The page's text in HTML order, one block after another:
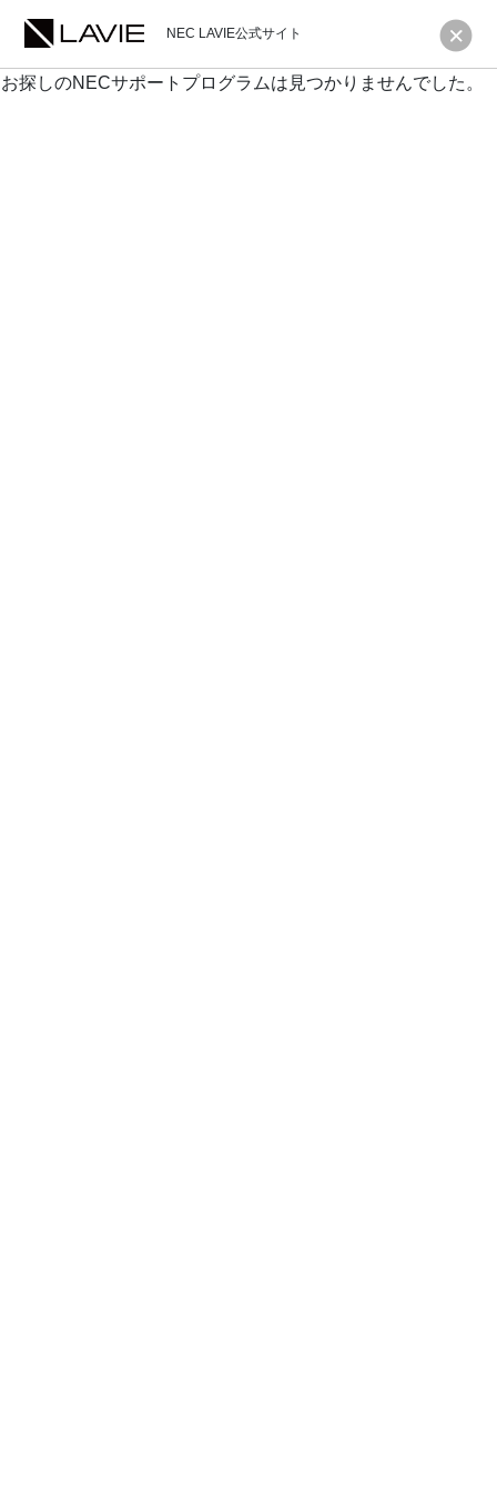
NEC LAVIE公式サイト
お探しのNECサポートプログラムは見つかりませんでした。